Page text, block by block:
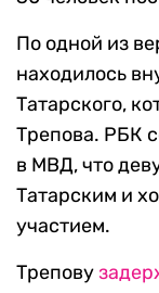
По одной из
находилось
Татарского,
Трепова. РБК
в МВД, что
Татарским и
участием.
Трепову